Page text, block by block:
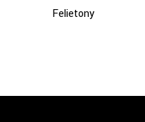
Felietony